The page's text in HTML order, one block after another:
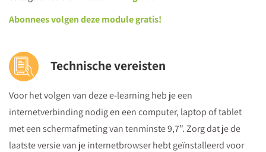
Abonnees volgen deze module gratis!
Technische vereisten
Voor het volgen van deze e-learning heb je een
internetverbinding nodig en een computer, laptop of tablet
met een schermafmeting van tenminste 9,7”. Zorg dat je de
laatste versie van je internetbrowser hebt geïnstalleerd voor